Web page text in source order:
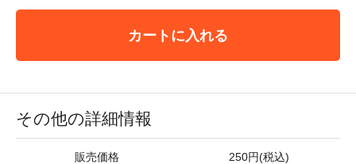
カートに入れる
その他の詳細情報
販売価格 250円(税込)